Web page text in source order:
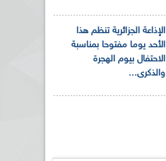
الإذاعة الجزائرية تنظم هذا
الأحد يوما مفتوحا بمناسبة
الاحتفال بيوم الهجرة
والذكرى...